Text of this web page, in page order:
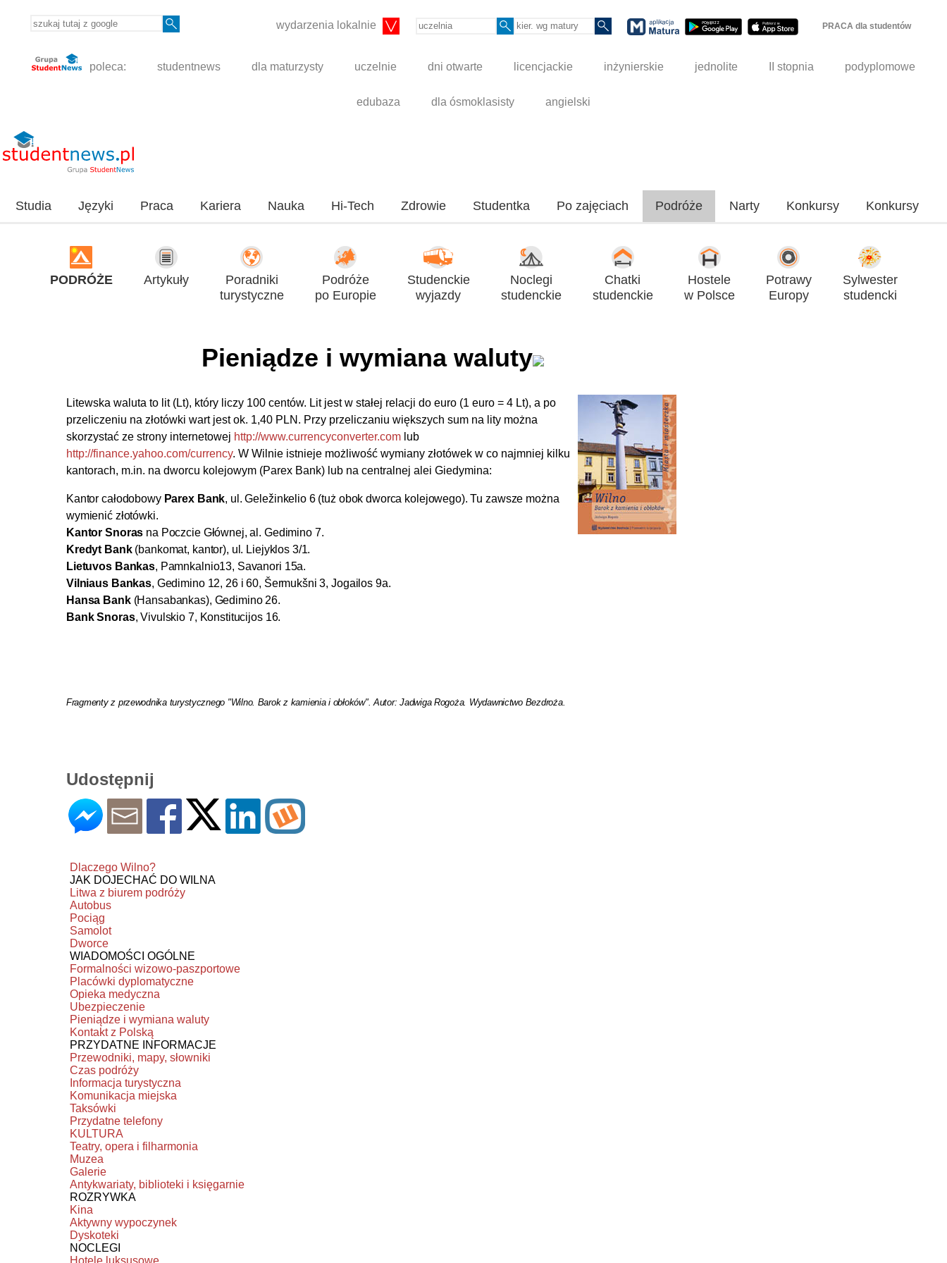
wydarzenia lokalnie PRACA dla studentów
poleca: studentnews dla maturzysty uczelnie dni otwarte licencjackie inżynierskie jednolite II stopnia podyplomowe
edubaza dla ósmoklasisty angielski
Studia Języki Praca Kariera Nauka Hi-Tech Zdrowie Studentka Po zajęciach Podróże Narty Konkursy Konkursy
PODRÓŻE Artykuły
Poradniki
turystyczne
Podróże
po Europie
Studenckie
wyjazdy
Noclegi
studenckie
Chatki
studenckie
Hostele
w Polsce
Potrawy
Europy
Sylwester
studencki
Pieniądze i wymiana waluty
Litewska waluta to lit (Lt), który liczy 100 centów. Lit jest w stałej relacji do euro (1 euro = 4 Lt), a po
przeliczeniu na złotówki wart jest ok. 1,40 PLN. Przy przeliczaniu większych sum na lity można
skorzystać ze strony internetowej http://www.currencyconverter.com lub
http://finance.yahoo.com/currency. W Wilnie istnieje możliwość wymiany złotówek w co najmniej kilku
kantorach, m.in. na dworcu kolejowym (Parex Bank) lub na centralnej alei Giedymina:
Kantor całodobowy Parex Bank, ul. Geležinkelio 6 (tuż obok dworca kolejowego). Tu zawsze można
wymienić złotówki.
Kantor Snoras na Poczcie Głównej, al. Gedimino 7.
Kredyt Bank(bankomat, kantor), ul. Liejyklos 3/1.
Lietuvos Bankas, Pamnkalnio13, Savanori 15a.
Vilniaus Bankas, Gedimino 12, 26 i 60, Šermukšni 3, Jogailos 9a.
Hansa Bank(Hansabankas), Gedimino 26.
Bank Snoras, Vivulskio 7, Konstitucijos 16.
Fragmenty z przewodnika turystycznego "Wilno. Barok z kamienia i obłoków". Autor: Jadwiga Rogoża. Wydawnictwo Bezdroża.
Udostępnij
Dlaczego Wilno?
JAK DOJECHAĆ DO WILNA
Litwa z biurem podróży
Autobus
Pociąg
Samolot
Dworce
WIADOMOŚCI OGÓLNE
Formalności wizowo-paszportowe
Placówki dyplomatyczne
Opieka medyczna
Ubezpieczenie
Pieniądze i wymiana waluty
Kontakt z Polską
PRZYDATNE INFORMACJE
Przewodniki, mapy, słowniki
Czas podróży
Informacja turystyczna
Komunikacja miejska
Taksówki
Przydatne telefony
KULTURA
Teatry, opera i filharmonia
Muzea
Galerie
Antykwariaty, biblioteki i księgarnie
ROZRYWKA
Kina
Aktywny wypoczynek
Dyskoteki
NOCLEGI
Hotele luksusowe